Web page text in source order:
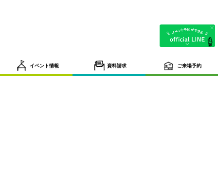
イベント情報 資料請求 ご来場予約